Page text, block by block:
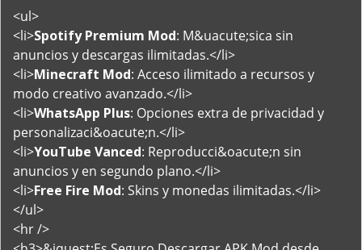
<ul>
<li>Spotify Premium Mod: M&uacute;sica sin
anuncios y descargas ilimitadas.</li>
<li>Minecraft Mod: Acceso ilimitado a recursos y
modo creativo avanzado.</li>
<li>WhatsApp Plus: Opciones extra de privacidad y
personalizaci&oacute;n.</li>
<li>YouTube Vanced: Reproducci&oacute;n sin
anuncios y en segundo plano.</li>
<li>Free Fire Mod: Skins y monedas ilimitadas.</li>
</ul>
<hr />